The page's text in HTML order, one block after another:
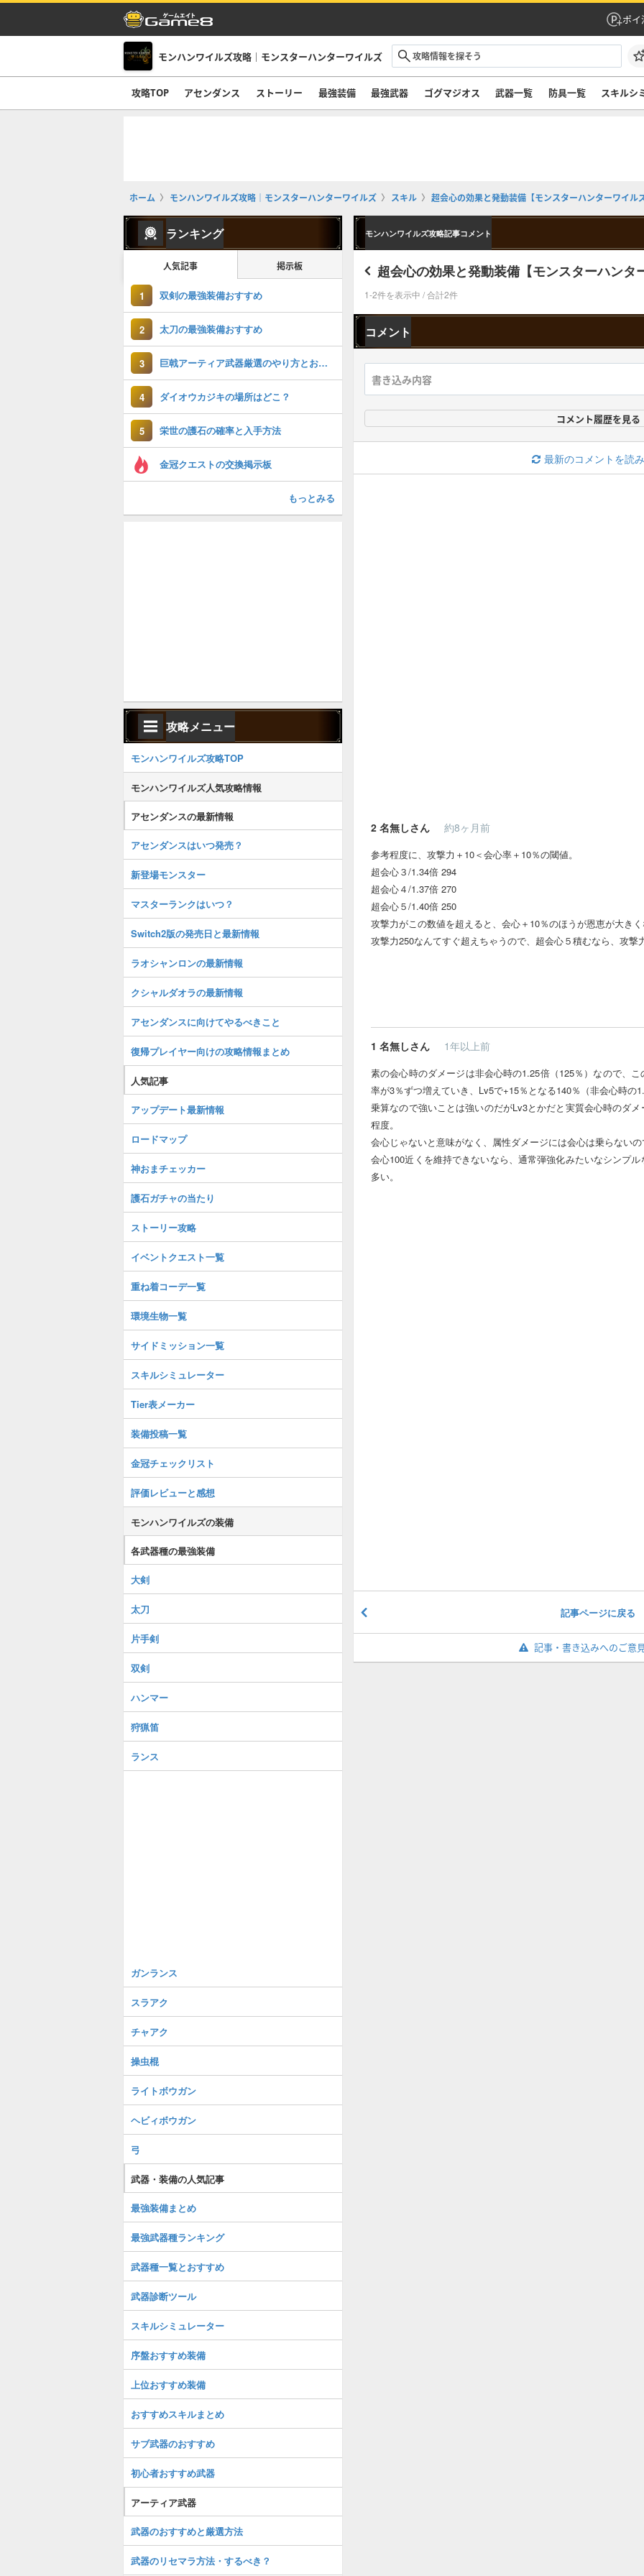
ポイ
モンハンワイルズ攻略｜モンスターハンターワイルズ
攻略TOP アセンダンス ストーリー 最強装備 最強武器 ゴグマジオス 武器一覧 防具一覧 スキルシ
ホーム モンハンワイルズ攻略｜モンスターハンターワイルズ スキル 超会心の効果と発動装備【モンスターハンターワイルズ
モンハンワイルズ攻略記事コメント
超会心の効果と発動装備【モンスターハンタ
1-2件を表示中 / 合計2件
コメント
コメント履歴を見る
最新のコメントを読
2 名無しさん 約8ヶ月前
参考程度に、攻撃力＋10＜会心率＋10％の閾値。
超会心３/1.34倍 294
超会心４/1.37倍 270
超会心５/1.40倍 250
攻撃力がこの数値を超えると、会心＋10％のほうが恩恵が大きく
攻撃力250なんてすぐ超えちゃうので、超会心５積むなら、攻撃
1 名無しさん 1年以上前
素の会心時のダメージは非会心時の1.25倍（125％）なので、
率が3％ずつ増えていき、Lv5で+15％となる140％（非会心時の
乗算なので強いことは強いのだがLv3とかだと実質会心時のダ
程度。
会心じゃないと意味がなく、属性ダメージには会心は乗らないの
会心100近くを維持できないなら、通常弾強化みたいなシンプ
多い。
記事ページに戻る
記事・書き込みへのご意
ランキング
人気記事 掲示板
1 双剣の最強装備おすすめ
2 太刀の最強装備おすすめ
3 巨戟アーティア武器厳選のやり方とおすすめスキル
4 ダイオウカジキの場所はどこ？
5 栄世の護石の確率と入手方法
金冠クエストの交換掲示板
もっとみる
攻略メニュー
モンハンワイルズ攻略TOP
モンハンワイルズ人気攻略情報
アセンダンスの最新情報
アセンダンスはいつ発売？
新登場モンスター
マスターランクはいつ？
Switch2版の発売日と最新情報
ラオシャンロンの最新情報
クシャルダオラの最新情報
アセンダンスに向けてやるべきこと
復帰プレイヤー向けの攻略情報まとめ
人気記事
アップデート最新情報
ロードマップ
神おまチェッカー
護石ガチャの当たり
ストーリー攻略
イベントクエスト一覧
重ね着コーデ一覧
環境生物一覧
サイドミッション一覧
スキルシミュレーター
Tier表メーカー
装備投稿一覧
金冠チェックリスト
評価レビューと感想
モンハンワイルズの装備
各武器種の最強装備
大剣
太刀
片手剣
双剣
ハンマー
狩猟笛
ランス
ガンランス
スラアク
チャアク
操虫棍
ライトボウガン
ヘビィボウガン
弓
武器・装備の人気記事
最強装備まとめ
最強武器種ランキング
武器種一覧とおすすめ
武器診断ツール
スキルシミュレーター
序盤おすすめ装備
上位おすすめ装備
おすすめスキルまとめ
サブ武器のおすすめ
初心者おすすめ武器
アーティア武器
武器のおすすめと厳選方法
武器のリセマラ方法・するべき？